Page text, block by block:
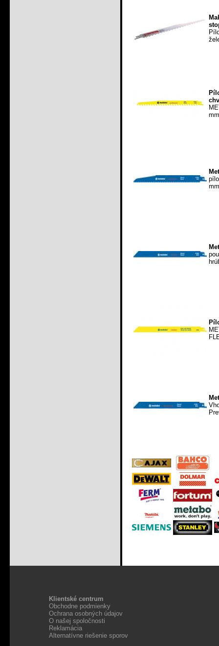
Klientské centrum
Obchodne podmienky
Ochrana osobných údajov
O našej spoločnosti
Reklamácia
Alternatívne riešenie sporov